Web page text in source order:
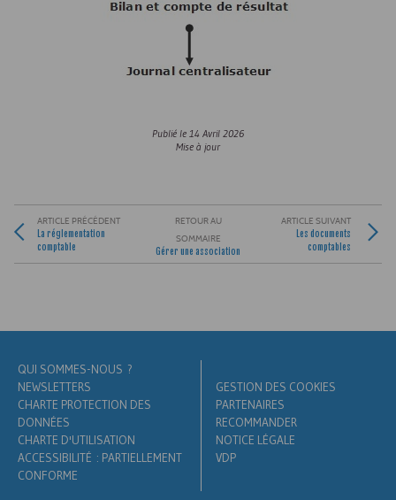
Publié le 14 Avril 2026
Mise à jour
ARTICLE PRÉCÉDENT
La réglementation
comptable
RETOUR AU
SOMMAIRE
Gérer une association
ARTICLE SUIVANT
Les documents
comptables
QUI SOMMES-NOUS ?
NEWSLETTERS
CHARTE PROTECTION DES
DONNÉES
CHARTE D'UTILISATION
ACCESSIBILITÉ : PARTIELLEMENT
CONFORME
GESTION DES COOKIES
PARTENAIRES
RECOMMANDER
NOTICE LÉGALE
VDP